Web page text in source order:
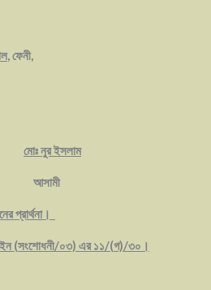
, ফেনী,
মোঃ নুর ইসলাম
আসামী
প্রার্থনা।
আইন (সংশোধনী/০৩) এর ১১/(গ)/৩০।